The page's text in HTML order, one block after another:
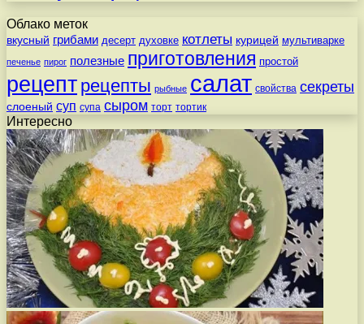
Облако меток
вкусный грибами десерт духовке котлеты курицей мультиварке
печенье пирог полезные приготовления простой
рецепт рецепты рыбные салат свойства секреты
слоеный суп супа сыром торт тортик
Интересно